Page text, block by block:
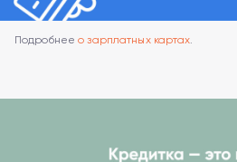
Подробнеео зарплатных картах.